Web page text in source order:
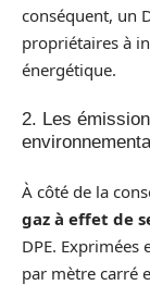
conséquent, un
propriétaires à
énergétique.
2. Les
À côté de la
gaz à effet de
DPE.
par mètre carré